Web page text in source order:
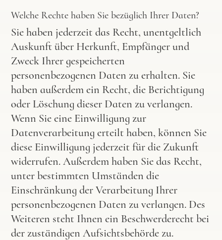
Welche Rechte haben Sie bezüglich Ihrer Daten?
Sie haben jederzeit das Recht, unentgeltlich
Auskunft über Herkunft, Empfänger und
Zweck Ihrer gespeicherten
personenbezogenen Daten zu erhalten. Sie
haben außerdem ein Recht, die Berichtigung
oder Löschung dieser Daten zu verlangen.
Wenn Sie eine Einwilligung zur
Datenverarbeitung erteilt haben, können Sie
diese Einwilligung jederzeit für die Zukunft
widerrufen. Außerdem haben Sie das Recht,
unter bestimmten Umständen die
Einschränkung der Verarbeitung Ihrer
personenbezogenen Daten zu verlangen. Des
Weiteren steht Ihnen ein Beschwerderecht bei
der zuständigen Aufsichtsbehörde zu.